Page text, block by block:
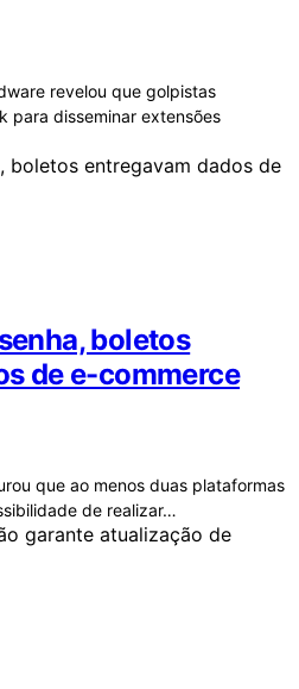
revelou que golpistas
para disseminar extensões
boletos
de e-commerce
que ao menos duas plataformas
de realizar…